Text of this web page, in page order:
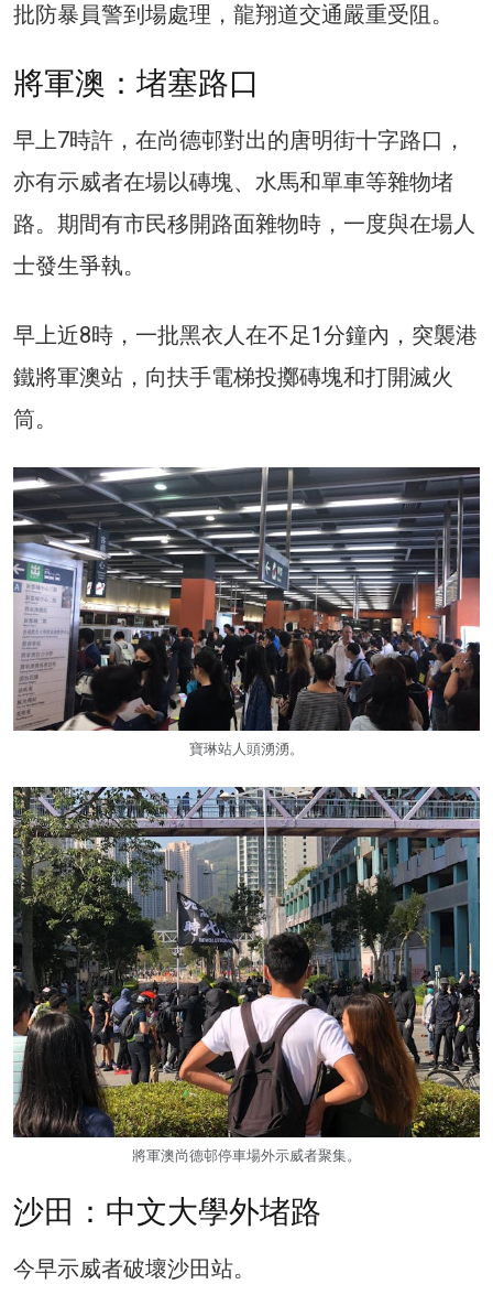
批防暴員警到場處理，龍翔道交通嚴重受阻。
將軍澳：堵塞路口
早上7時許，在尚德邨對出的唐明街十字路口，
亦有示威者在場以磚塊、水馬和單車等雜物堵
路。期間有市民移開路面雜物時，一度與在場人
士發生爭執。
早上近8時，一批黑衣人在不足1分鐘內，突襲港
鐵將軍澳站，向扶手電梯投擲磚塊和打開滅火
筒。
寶琳站人頭湧湧。
將軍澳尚德邨停車場外示威者聚集。
沙田：中文大學外堵路
今早示威者破壞沙田站。